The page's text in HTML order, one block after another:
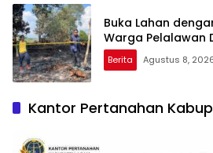
Buka Lahan
Warga Pelalawan
Berita Agustus 8,
Kantor Pertanahan